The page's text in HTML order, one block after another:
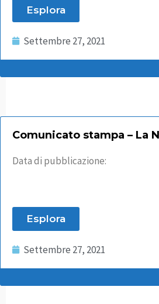
Esplora
Settembre 27, 2021
Comunicato stampa – La
Data di pubblicazione:
Esplora
Settembre 27, 2021